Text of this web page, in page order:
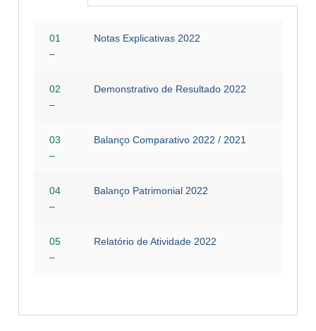
01
–
Notas Explicativas 2022
02
–
Demonstrativo de Resultado 2022
03
–
Balanço Comparativo 2022 / 2021
04
–
Balanço Patrimonial 2022
05
–
Relatório de Atividade 2022